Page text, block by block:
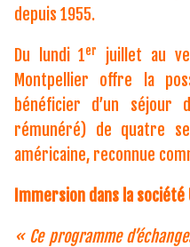
depuis 1955.
Du lundi 1er
juillet au
Montpellier offre la
bénéficier d’un séjour
rémunéré) de quatre
américaine, reconnue
Immersion dans la société
« Ce programme